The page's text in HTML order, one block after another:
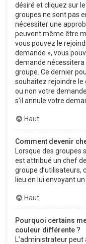
désiré et cliquez sur
groupes ne sont pas
nécessiter une
peuvent même être
vous pouvez le
demande », vous
demande nécessitera
groupe. Ce dernier
souhaitez rejoindre le
ou non votre
s’il annule votre
Haut
Comment devenir
Lorsque des groupes
est attribué un chef
groupe d’utilisateurs,
lieu en lui envoyant
Haut
Pourquoi certains
couleur différente ?
L’administrateur